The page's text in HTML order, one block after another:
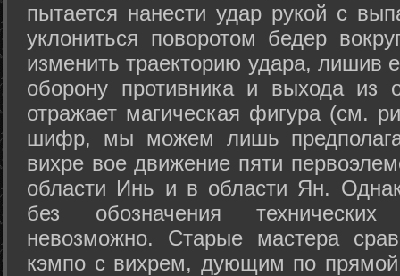
пытается нанести удар рукой с
уклониться поворотом бедер
изменить траекторию удара, лишив
оборону противника и выхода из
отражает магическая фигура (см.
шифр, мы можем лишь
вихре вое движение пяти
области Инь и в области Ян.
без обозначения
невозможно. Старые мастера
кэмпо с вихрем, дующим по